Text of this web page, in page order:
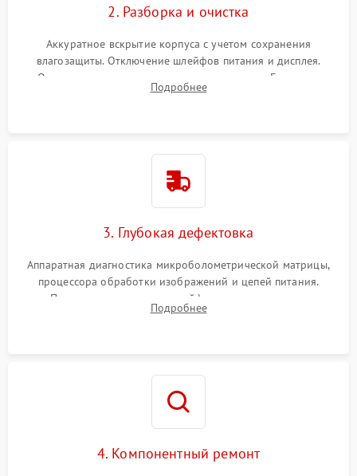
2. Разборка и очистка
Аккуратное вскрытие корпуса с учетом сохранения
влагозащиты. Отключение шлейфов питания и дисплея.
Очистка внутренних плат от окислов и пыли. Бережная
обработка германиевого объектива специализированными
Подробнее
3. Глубокая дефектовка
Аппаратная диагностика микроболометрической матрицы,
процессора обработки изображений и цепей питания.
Проверка целостности шлейфов, модуля памяти и
интерфейсов связи. Выявление сгоревших SMD-компонентов
Подробнее
4. Компонентный ремонт